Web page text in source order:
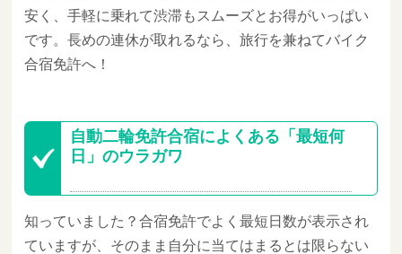
安く、手軽に乗れて渋滞もスムーズとお得がいっぱい
です。長めの連休が取れるなら、旅行を兼ねてバイク
合宿免許へ！
自動二輪免許合宿によくある「最短何
日」のウラガワ
知っていました？合宿免許でよく最短日数が表示され
ていますが、そのまま自分に当てはまるとは限らない